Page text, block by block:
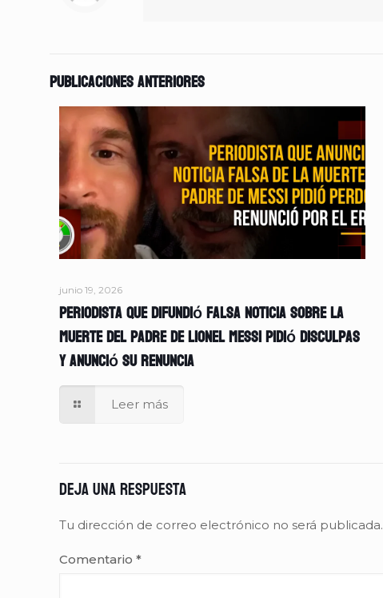
Publicaciones anteriores
junio 19, 2026
Periodista que difundió falsa noticia sobre la
muerte del padre de Lionel Messi pidió disculpas
y anunció su renuncia
Leer más
Deja una respuesta
Tu dirección de correo electrónico no será publicada.
Comentario *